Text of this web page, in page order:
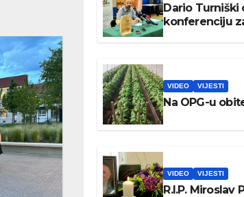
Dario Turniški
konferenciju
VIDEO VIJESTI
Na OPG-u
VIDEO VIJESTI
R.I.P. Miroslav